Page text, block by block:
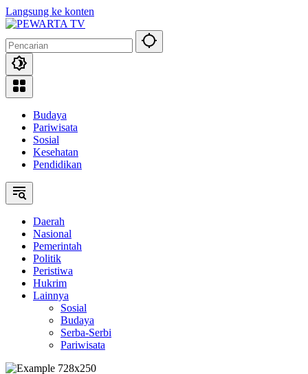
Langsung ke konten
Budaya
Pariwisata
Sosial
Kesehatan
Pendidikan
Daerah
Nasional
Pemerintah
Politik
Peristiwa
Hukrim
Lainnya
Sosial
Budaya
Serba-Serbi
Pariwisata